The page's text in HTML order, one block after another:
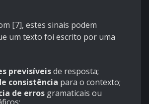
[7], estes sinais podem
um texto foi escrito por uma
previsíveisde resposta;
consistência para o contexto;
de erros gramaticais ou